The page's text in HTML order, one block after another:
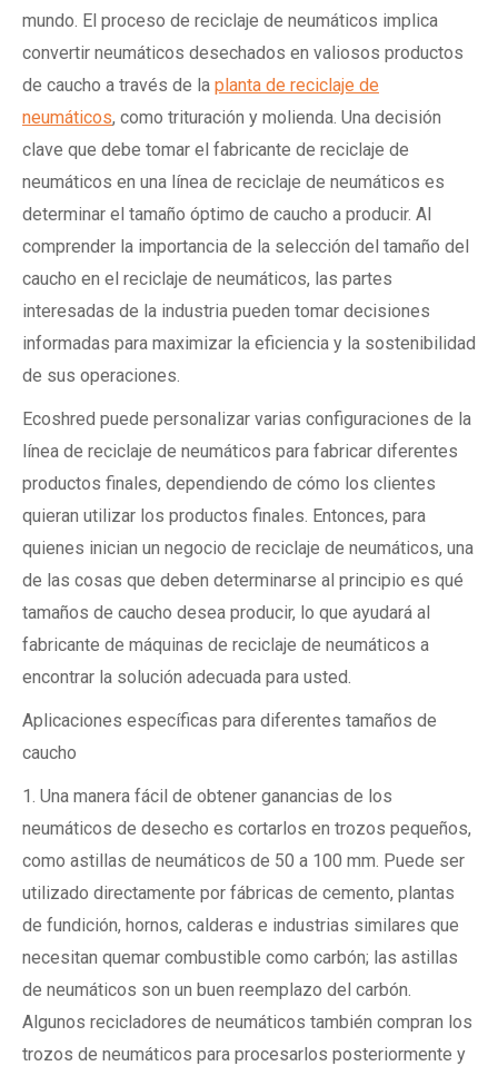
mundo. El proceso de reciclaje de neumáticos implica
convertir neumáticos desechados en valiosos productos
de caucho a través de la planta de reciclaje de
neumáticos, como trituración y molienda. Una decisión
clave que debe tomar el fabricante de reciclaje de
neumáticos en una línea de reciclaje de neumáticos es
determinar el tamaño óptimo de caucho a producir. Al
comprender la importancia de la selección del tamaño del
caucho en el reciclaje de neumáticos, las partes
interesadas de la industria pueden tomar decisiones
informadas para maximizar la eficiencia y la sostenibilidad
de sus operaciones.
Ecoshred puede personalizar varias configuraciones de la
línea de reciclaje de neumáticos para fabricar diferentes
productos finales, dependiendo de cómo los clientes
quieran utilizar los productos finales. Entonces, para
quienes inician un negocio de reciclaje de neumáticos, una
de las cosas que deben determinarse al principio es qué
tamaños de caucho desea producir, lo que ayudará al
fabricante de máquinas de reciclaje de neumáticos a
encontrar la solución adecuada para usted.
Aplicaciones específicas para diferentes tamaños de
caucho
1. Una manera fácil de obtener ganancias de los
neumáticos de desecho es cortarlos en trozos pequeños,
como astillas de neumáticos de 50 a 100 mm. Puede ser
utilizado directamente por fábricas de cemento, plantas
de fundición, hornos, calderas e industrias similares que
necesitan quemar combustible como carbón; las astillas
de neumáticos son un buen reemplazo del carbón.
Algunos recicladores de neumáticos también compran los
trozos de neumáticos para procesarlos posteriormente y